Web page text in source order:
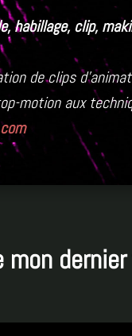
habillage, clip,
de clips
motion aux
mon